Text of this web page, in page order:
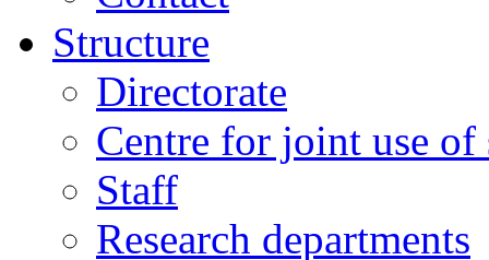
Structure
Directorate
Centre for joint use
Staff
Research departments